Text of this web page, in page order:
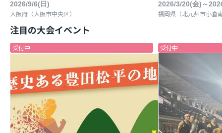
2026/9/6(日)
大阪府（大阪市中央区）
2026/3/20(金)～
福岡県（北九州市小倉
注目の大会イベント
受付中 受付中